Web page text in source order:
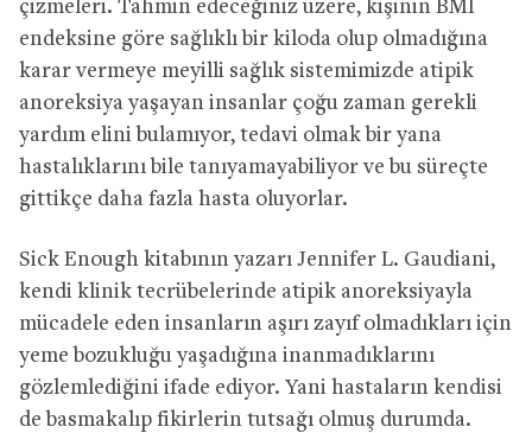
çizmeleri. Tahmin edeceğiniz üzere, kişinin BMI
endeksine göre sağlıklı bir kiloda olup olmadığına
karar vermeye meyilli sağlık sistemimizde atipik
anoreksiya yaşayan insanlar çoğu zaman gerekli
yardım elini bulamıyor, tedavi olmak bir yana
hastalıklarını bile tanıyamayabiliyor ve bu süreçte
gittikçe daha fazla hasta oluyorlar.
Sick Enough kitabının yazarı Jennifer L. Gaudiani,
kendi klinik tecrübelerinde atipik anoreksiyayla
mücadele eden insanların aşırı zayıf olmadıkları için
yeme bozukluğu yaşadığına inanmadıklarını
gözlemlediğini ifade ediyor. Yani hastaların kendisi
de basmakalıp fikirlerin tutsağı olmuş durumda.